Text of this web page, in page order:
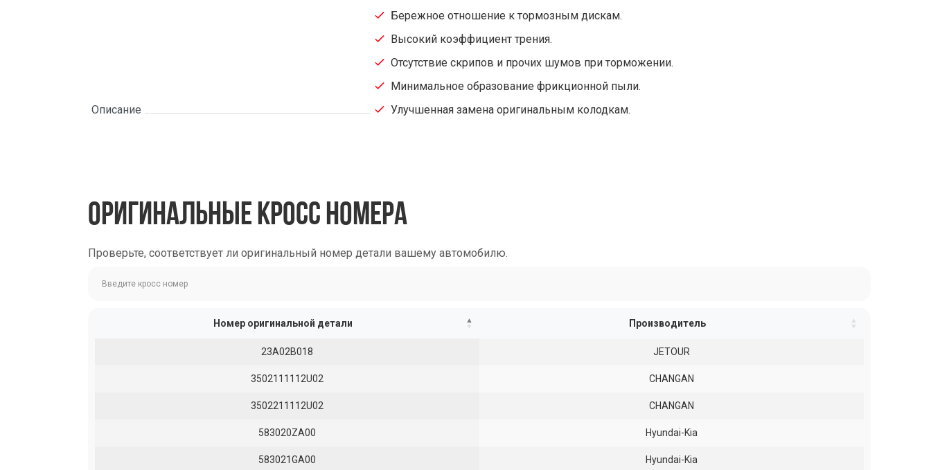
Описание
Бережное отношение к тормозным дискам.
Высокий коэффициент трения.
Отсутствие скрипов и прочих шумов при торможении.
Минимальное образование фрикционной пыли.
Улучшенная замена оригинальным колодкам.
ОРИГИНАЛЬНЫЕ КРОСС НОМЕРА
Проверьте, соответствует ли оригинальный номер детали вашему автомобилю.
Номер оригинальной детали Производитель
23A02B018 JETOUR
3502111112U02 CHANGAN
3502211112U02 CHANGAN
583020ZA00 Hyundai-Kia
583021GA00 Hyundai-Kia